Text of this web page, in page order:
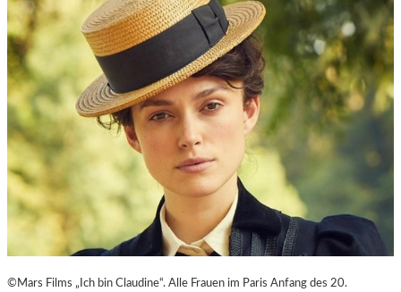
©Mars Films „Ich bin Claudine“. Alle Frauen im Paris Anfang des 20.